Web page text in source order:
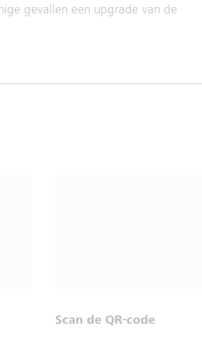
gevallen een upgrade van de
Scan de QR-code